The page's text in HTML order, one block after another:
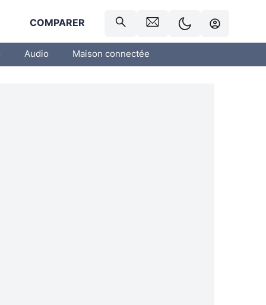
COMPARER
Audio Maison connectée